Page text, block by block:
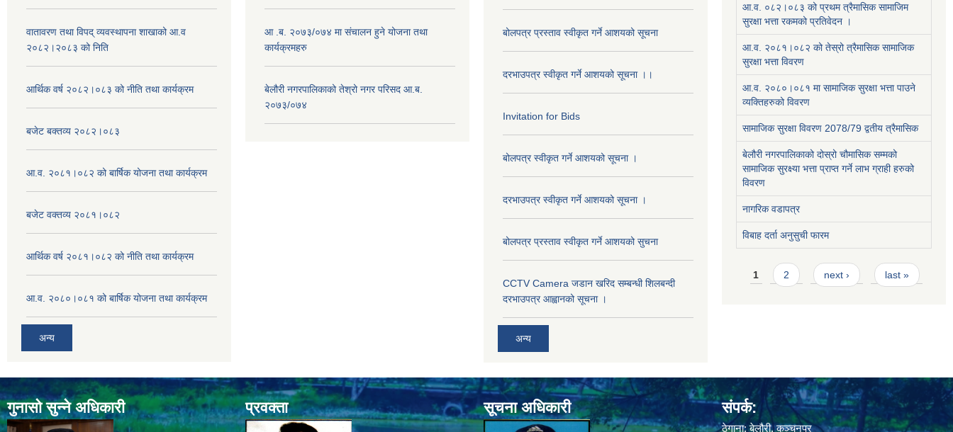
वातावरण तथा विपद् व्यवस्थापना शाखाको आ.व
२०८२।२०८३ को निति
आर्थिक वर्ष २०८२।०८३ को नीति तथा कार्यक्रम
बजेट बक्तव्य २०८२।०८३
आ.व. २०८१।०८२ को बार्षिक योजना तथा कार्यक्रम
बजेट वक्तव्य २०८१।०८२
आर्थिक वर्ष २०८१।०८२ को नीति तथा कार्यक्रम
आ.व. २०८०।०८१ को बार्षिक योजना तथा कार्यक्रम
अन्य
आ .ब. २०७३/०७४ मा संचालन हुने योजना तथा
कार्यक्रमहरु
बेलौरी नगरपालिकाको तेश्रो नगर परिसद आ.ब.
२०७३/०७४
बोलपत्र प्रस्ताव स्वीकृत गर्ने आशयको सूचना
दरभाउपत्र स्वीकृत गर्ने आशयको सूचना ।।
Invitation for Bids
बोलपत्र स्वीकृत गर्ने आशयको सूचना ।
दरभाउपत्र स्वीकृत गर्ने आशयको सूचना ।
बोलपत्र प्रस्ताव स्वीकृत गर्ने आशयको सुचना
CCTV Camera जडान खरिद सम्बन्धी शिलबन्दी
दरभाउपत्र आह्वानको सूचना ।
अन्य
आ.व. ०८२।०८३ को प्रथम त्रैमासिक सामाजिम
सुरक्षा भत्ता रकमको प्रतिवेदन ।
आ.व. २०८१।०८२ को तेस्रो त्रैमासिक सामाजिक
सुरक्षा भत्ता विवरण
आ.व. २०८०।०८१ मा सामाजिक सुरक्षा भत्ता पाउने
व्यक्तिहरुको विवरण
सामाजिक सुरक्षा विवरण 2078/79 द्वतीय त्रैमासिक
बेलौरी नगरपालिकाको दोस्रो चौमासिक सम्मको
सामाजिक सुरक्ष्या भत्ता प्राप्त गर्ने लाभ ग्राही हरुको
विवरण
नागरिक वडापत्र
विबाह दर्ता अनुसुची फारम
Pages
1 2 next › last »
गुनासो सुन्ने अधिकारी प्रवक्ता सूचना अधिकारी संपर्क:
ठेगाना: बेलौरी, कञ्चनपुर